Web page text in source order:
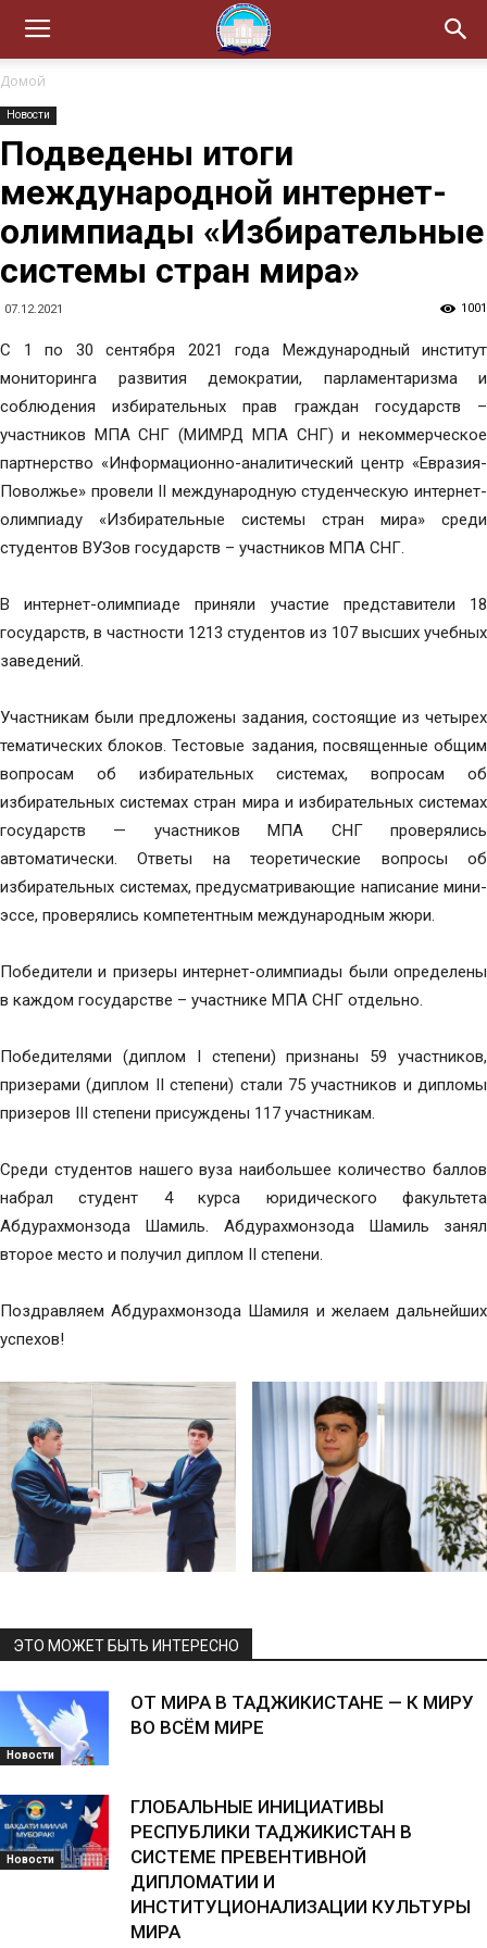
Домой
Новости
Подведены итоги
международной интернет-
олимпиады «Избирательные
системы стран мира»
07.12.2021 1001
С 1 по 30 сентября 2021 года Международный институт
мониторинга развития демократии, парламентаризма и
соблюдения избирательных прав граждан государств –
участников МПА СНГ (МИМРД МПА СНГ) и некоммерческое
партнерство «Информационно-аналитический центр «Евразия-
Поволжье» провели II международную студенческую интернет-
олимпиаду «Избирательные системы стран мира» среди
студентов ВУЗов государств – участников МПА СНГ.
В интернет-олимпиаде приняли участие представители 18
государств, в частности 1213 студентов из 107 высших учебных
заведений.
Участникам были предложены задания, состоящие из четырех
тематических блоков. Тестовые задания, посвященные общим
вопросам об избирательных системах, вопросам об
избирательных системах стран мира и избирательных системах
государств — участников МПА СНГ проверялись
автоматически. Ответы на теоретические вопросы об
избирательных системах, предусматривающие написание мини-
эссе, проверялись компетентным международным жюри.
Победители и призеры интернет-олимпиады были определены
в каждом государстве – участнике МПА СНГ отдельно.
Победителями (диплом I степени) признаны 59 участников,
призерами (диплом II степени) стали 75 участников и дипломы
призеров III степени присуждены 117 участникам.
Среди студентов нашего вуза наибольшее количество баллов
набрал студент 4 курса юридического факультета
Абдурахмонзода Шамиль. Абдурахмонзода Шамиль занял
второе место и получил диплом II степени.
Поздравляем Абдурахмонзода Шамиля и желаем дальнейших
успехов!
ЭТО МОЖЕТ БЫТЬ ИНТЕРЕСНО
Новости
ОТ МИРА В ТАДЖИКИСТАНЕ — К МИРУ
ВО ВСЁМ МИРЕ
Новости
ГЛОБАЛЬНЫЕ ИНИЦИАТИВЫ
РЕСПУБЛИКИ ТАДЖИКИСТАН В
СИСТЕМЕ ПРЕВЕНТИВНОЙ
ДИПЛОМАТИИ И
ИНСТИТУЦИОНАЛИЗАЦИИ КУЛЬТУРЫ
МИРА